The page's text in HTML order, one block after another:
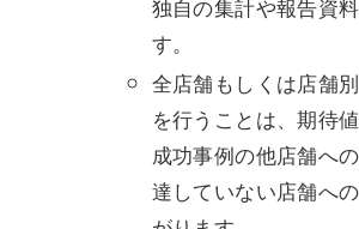
独自の集計や報告資
す。
全店舗もしくは店舗
を行うことは、期待
成功事例の他店舗へ
達していない店舗へ